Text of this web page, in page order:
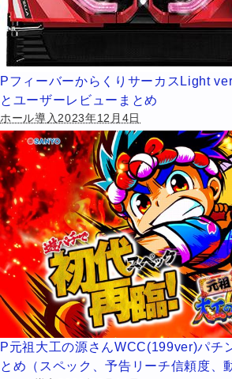
PフィーバーからくりサーカスLight
とユーザーレビューまとめ
ホール導入2023年12月4日
P元祖大工の源さんWCC(199ver)パチ
とめ（スペック、予告リーチ信頼度、